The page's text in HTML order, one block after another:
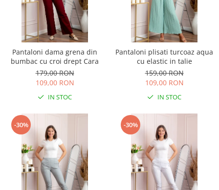
Pantaloni dama grena din
bumbac cu croi drept Cara
179,00 RON
109,00 RON
IN STOC
Pantaloni plisati turcoaz aqua
cu elastic in talie
159,00 RON
109,00 RON
IN STOC
-30% -30%